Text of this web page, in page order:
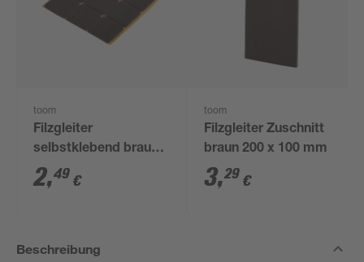
toom
Filzgleiter
selbstklebend braun
25 x 25 mm 9 Stück
2,49 €
toom
Filzgleiter Zuschnitt
braun 200 x 100 mm
3,29 €
Beschreibung